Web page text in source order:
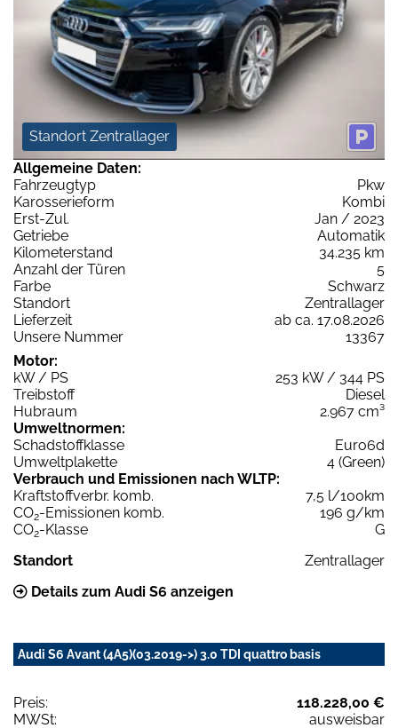
Standort Zentrallager
Allgemeine Daten:
Fahrzeugtyp
Pkw
Karosserieform
Kombi
Erst-Zul.
Jan / 2023
Getriebe
Automatik
Kilometerstand
34.235 km
Anzahl der Türen
5
Farbe
Schwarz
Standort
Zentrallager
Lieferzeit
ab ca. 17.08.2026
Unsere Nummer
13367
Motor:
kW / PS
253 kW / 344 PS
Treibstoff
Diesel
Hubraum
2.967 cm³
Umweltnormen:
Schadstoffklasse
Euro6d
Umweltplakette
4 (Green)
Verbrauch und Emissionen nach WLTP:
Kraftstoffverbr. komb.
7,5 l/100km
CO2-Emissionen komb.
196 g/km
CO2-Klasse
G
Standort
Zentrallager
Details zum Audi S6 anzeigen
Audi S6 Avant (4A5)(03.2019->) 3.0 TDI quattro basis
Preis:
118.228,00 €
MWSt:
ausweisbar